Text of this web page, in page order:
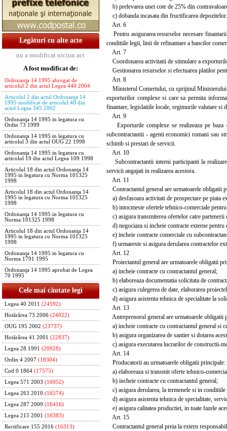
Legături cu alte acte
nu a modificat niciun act
A fost modificat de:
Ordonanţa 14 1995 abrogat de
articolul 2 din actul Legea 440 2004
Articolul 2 din actul Ordonanţa 14
1995 modificat de articolul 40 din
actul Legea 345 2002
Ordonanţa 14 1995 in legatura cu
Ordin 73 1999
Ordonanţa 14 1995 in legatura cu
articolul 3 din actul OUG 22 1998
Ordonanţa 14 1995 in legatura cu
articolul 19 din actul Legea 109 1998
Articolul 18 din actul Ordonanţa 14
1995 in legatura cu Norma 101325
1998
Articolul 18 din actul Ordonanţa 14
1995 in legatura cu Norma 101325
1998
Ordonanţa 14 1995 in legatura cu
Norma 101325 1998
Articolul 18 din actul Ordonanţa 14
1995 in legatura cu Norma 101325
1998
Ordonanţa 14 1995 in legatura cu
Norma 1791 1995
Ordonanţa 14 1995 aprobat de Legea
70 1995
Cele mai căutate legi
Legea 40 2011 (24592)
Hotărârea 73 2006 (24022)
OUG 195 2002 (23737)
Hotărârea 41 2001 (22837)
Legea 28 1991 (20928)
Ordin 4 2007 (18304)
Cod 0 1864 (17575)
Legea 571 2003 (16952)
Legea 263 2010 (16574)
Legea 287 2009 (16416)
Legea 215 2001 (16383)
Rectificare 155 2016 (16313)
b) prelevarea unei cote de 25% din
c) dobanda incasata din fructificarea depozitelor.
Art. 6
Pentru asigurarea resurselor necesare
conditiile legii, linii de refinantare a bancilor
Art. 7
Coordonarea activitatii de stimulare a
Gestionarea resurselor si efectuarea platilor
Art. 8
Ministerul Comertului, cu sprijinul Ministerului
exporturilor complexe si care sa permita
finantare, legislatiile locale, regimurile valutare si
Art. 9
Exporturile complexe se realizeaza pe baza
subcontractantii - agenti economici romani sau
schimb si prestari de servicii.
Art. 10
Subcontractantii interni participanti la
servicii angajati in realizarea acestora.
Art. 11
Contractantul general are urmatoarele obligatii
a) desfasoara activitati de prospectare pe piata
b) intocmeste ofertele tehnico-comerciale
c) asigura transmiterea ofertelor catre partenerii
d) negociaza si incheie contracte externe
e) incheie contracte comerciale cu
f) urmareste si asigura derularea contractelor
Art. 12
Proiectantul general are urmatoarele obligatii
a) incheie contracte cu contractantul general;
b) elaboreaza documentatia solicitata de
c) asigura culegerea de date, elaborarea
d) asigura asistenta tehnica de specialitate la
Art. 13
Antreprenorul general are urmatoarele obligatii
a) incheie contracte cu contractantul general si
b) asigura organizarea de santier si dotarea
c) asigura executarea lucrarilor de constructii-
Art. 14
Producatorii au urmatoarele obligatii principale:
a) elaboreaza si transmit oferte tehnico-
b) incheie contracte cu contractantul general;
c) asigura derularea, la termenele si in
d) asigura asistenta tehnica de specialitate,
e) asigura calitatea productiei, in toate fazele
Art. 15
Contractantul general preia la extern